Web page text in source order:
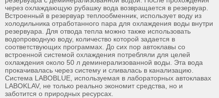
через охлаждающую рубашку вода возвращается в резервуар.
Встроенный в резервуар теплообменник, использует воду из
холодильника отработанного пара для охлаждения воды внутри
резервуара. Для отвода тепла можно также использовать
водопроводную воду, количество которой задается в
соответствующих программах. До сих пор автоклавы со
встроенной системой охлаждения потребляли для целей
охлаждения около 50 л деминерализованной воды. Эта вода
прокачивалась через систему и сливалась в канализацию.
Система LABOBLUE, используемая в лабораторных автоклавах
LABOKLAV, не только реально экономит средства, но и
заботится о природных ресурсах.